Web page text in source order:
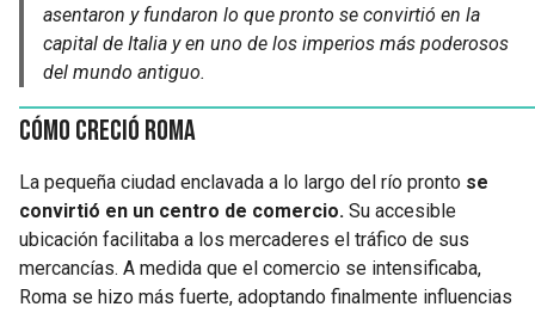
asentaron y fundaron lo que pronto se convirtió en la
capital de Italia y en uno de los imperios más poderosos
del mundo antiguo.
Cómo creció Roma
La pequeña ciudad enclavada a lo largo del río pronto se
convirtió en un centro de comercio. Su accesible
ubicación facilitaba a los mercaderes el tráfico de sus
mercancías. A medida que el comercio se intensificaba,
Roma se hizo más fuerte, adoptando finalmente influencias